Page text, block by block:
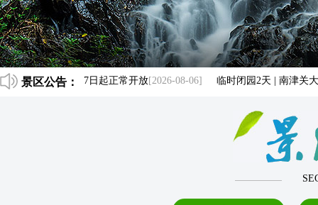
景区公告：
关大峡谷自8月7日起正常开放[2026-08-06] 临时闭园2天 | 南津关大